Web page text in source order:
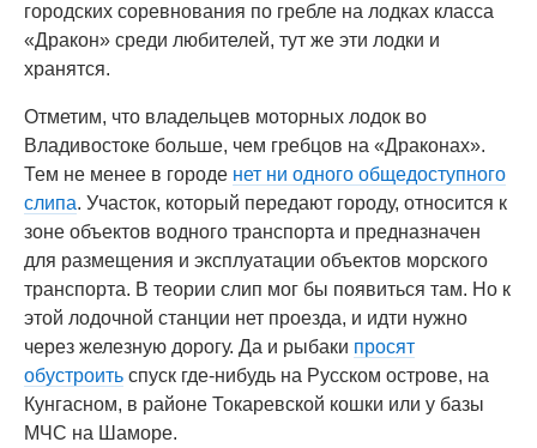
городских соревнования по гребле на лодках класса
«Дракон» среди любителей, тут же эти лодки и
хранятся.
Отметим, что владельцев моторных лодок во
Владивостоке больше, чем гребцов на «Драконах».
Тем не менее в городе нет ни одного общедоступного
слипа. Участок, который передают городу, относится к
зоне объектов водного транспорта и предназначен
для размещения и эксплуатации объектов морского
транспорта. В теории слип мог бы появиться там. Но к
этой лодочной станции нет проезда, и идти нужно
через железную дорогу. Да и рыбаки просят
обустроить спуск где-нибудь на Русском острове, на
Кунгасном, в районе Токаревской кошки или у базы
МЧС на Шаморе.